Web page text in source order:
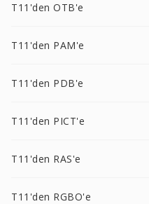
T11'den OTB'e
T11'den PAM'e
T11'den PDB'e
T11'den PICT'e
T11'den RAS'e
T11'den RGBO'e